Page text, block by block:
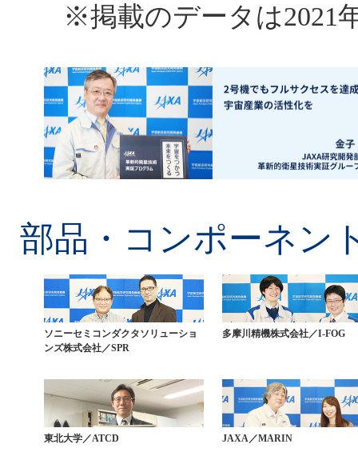
※掲載のデータは
部品・コンポーネン
ソニーセミコンダクタソリューショ
ンズ株式会社／SPR
多摩川精機株式会社／I-FOG
東北大学／ATCD JAXA／MARIN